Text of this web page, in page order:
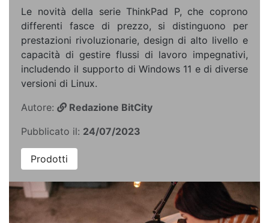
Le novità della serie ThinkPad P, che coprono
differenti fasce di prezzo, si distinguono per
prestazioni rivoluzionarie, design di alto livello e
capacità di gestire flussi di lavoro impegnativi,
includendo il supporto di Windows 11 e di diverse
versioni di Linux.
Autore:
Redazione BitCity
Pubblicato il: 24/07/2023
Prodotti